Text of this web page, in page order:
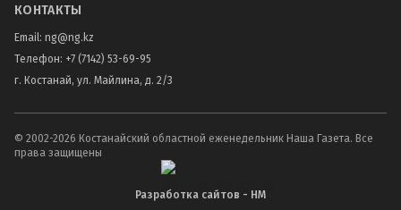
КОНТАКТЫ
Email: ng@ng.kz
Телефон: +7 (7142) 53-69-95
г. Костанай, ул. Майлина, д. 2/3
© 2002-2026 Костанайский областной еженедельник Наша Газета. Все
права защищены
Разработка сайтов - НМ